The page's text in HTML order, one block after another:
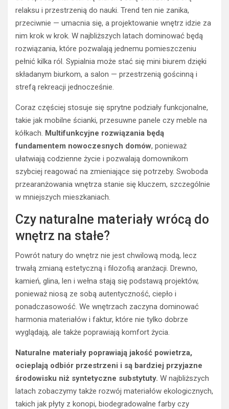
relaksu i przestrzenią do nauki. Trend ten nie zanika,
przeciwnie — umacnia się, a projektowanie wnętrz idzie za
nim krok w krok. W najbliższych latach dominować będą
rozwiązania, które pozwalają jednemu pomieszczeniu
pełnić kilka ról. Sypialnia może stać się mini biurem dzięki
składanym biurkom, a salon — przestrzenią gościnną i
strefą rekreacji jednocześnie.
Coraz częściej stosuje się sprytne podziały funkcjonalne,
takie jak mobilne ścianki, przesuwne panele czy meble na
kółkach. Multifunkcyjne rozwiązania będą
fundamentem nowoczesnych domów, ponieważ
ułatwiają codzienne życie i pozwalają domownikom
szybciej reagować na zmieniające się potrzeby. Swoboda
przearanżowania wnętrza stanie się kluczem, szczególnie
w mniejszych mieszkaniach.
Czy naturalne materiały wrócą do
wnętrz na stałe?
Powrót natury do wnętrz nie jest chwilową modą, lecz
trwałą zmianą estetyczną i filozofią aranżacji. Drewno,
kamień, glina, len i wełna stają się podstawą projektów,
ponieważ niosą ze sobą autentyczność, ciepło i
ponadczasowość. We wnętrzach zaczyna dominować
harmonia materiałów i faktur, które nie tylko dobrze
wyglądają, ale także poprawiają komfort życia.
Naturalne materiały poprawiają jakość powietrza,
ocieplają odbiór przestrzeni i są bardziej przyjazne
środowisku niż syntetyczne substytuty. W najbliższych
latach zobaczymy także rozwój materiałów ekologicznych,
takich jak płyty z konopi, biodegradowalne farby czy